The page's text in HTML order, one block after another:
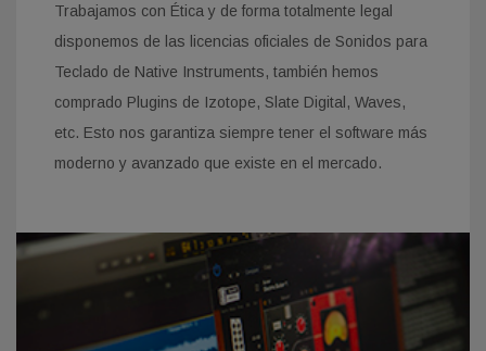
Trabajamos con Ética y de forma totalmente legal
disponemos de las licencias oficiales de Sonidos para
Teclado de Native Instruments, también hemos
comprado Plugins de Izotope, Slate Digital, Waves,
etc. Esto nos garantiza siempre tener el software más
moderno y avanzado que existe en el mercado.